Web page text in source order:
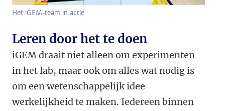
Het iGEM-team in actie
Leren door het te doen
iGEM draait niet alleen om experimenten
in het lab, maar ook om alles wat nodig is
om een wetenschappelijk idee
werkelijkheid te maken. Iedereen binnen